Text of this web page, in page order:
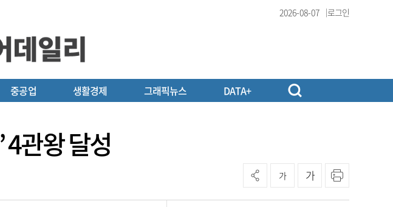
2026-08-07 로그인
중공업 생활경제 그래픽뉴스 DATA+
4관왕 달성
가 가